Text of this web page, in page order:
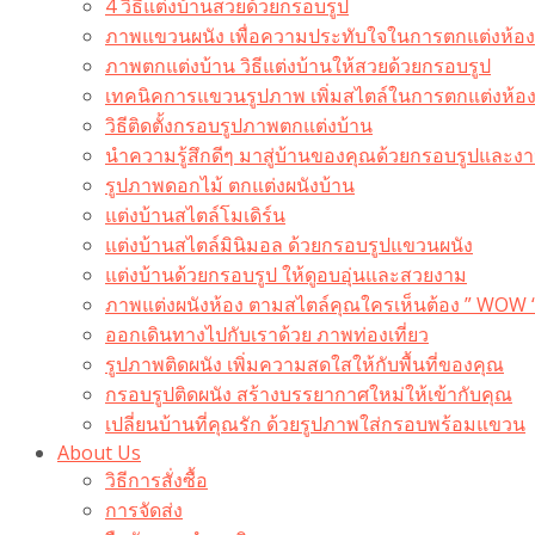
4 วิธีแต่งบ้านสวยด้วยกรอบรูป
ภาพแขวนผนัง เพื่อความประทับใจในการตกแต่งห้อง
ภาพตกแต่งบ้าน วิธีแต่งบ้านให้สวยด้วยกรอบรูป
เทคนิคการแขวนรูปภาพ เพิ่มสไตล์ในการตกแต่งห้อง
วิธีติดตั้งกรอบรูปภาพตกแต่งบ้าน
นำความรู้สึกดีๆ มาสู่บ้านของคุณด้วยกรอบรูปและง
รูปภาพดอกไม้ ตกแต่งผนังบ้าน
แต่งบ้านสไตล์โมเดิร์น
แต่งบ้านสไตล์มินิมอล ด้วยกรอบรูปแขวนผนัง
แต่งบ้านด้วยกรอบรูป ให้ดูอบอุ่นและสวยงาม
ภาพแต่งผนังห้อง ตามสไตล์คุณใครเห็นต้อง ” WOW
ออกเดินทางไปกับเราด้วย ภาพท่องเที่ยว
รูปภาพติดผนัง เพิ่มความสดใสให้กับพื้นที่ของคุณ
กรอบรูปติดผนัง สร้างบรรยากาศใหม่ให้เข้ากับคุณ
เปลี่ยนบ้านที่คุณรัก ด้วยรูปภาพใส่กรอบพร้อมแขวน​
About Us
วิธีการสั่งซื้อ
การจัดส่ง